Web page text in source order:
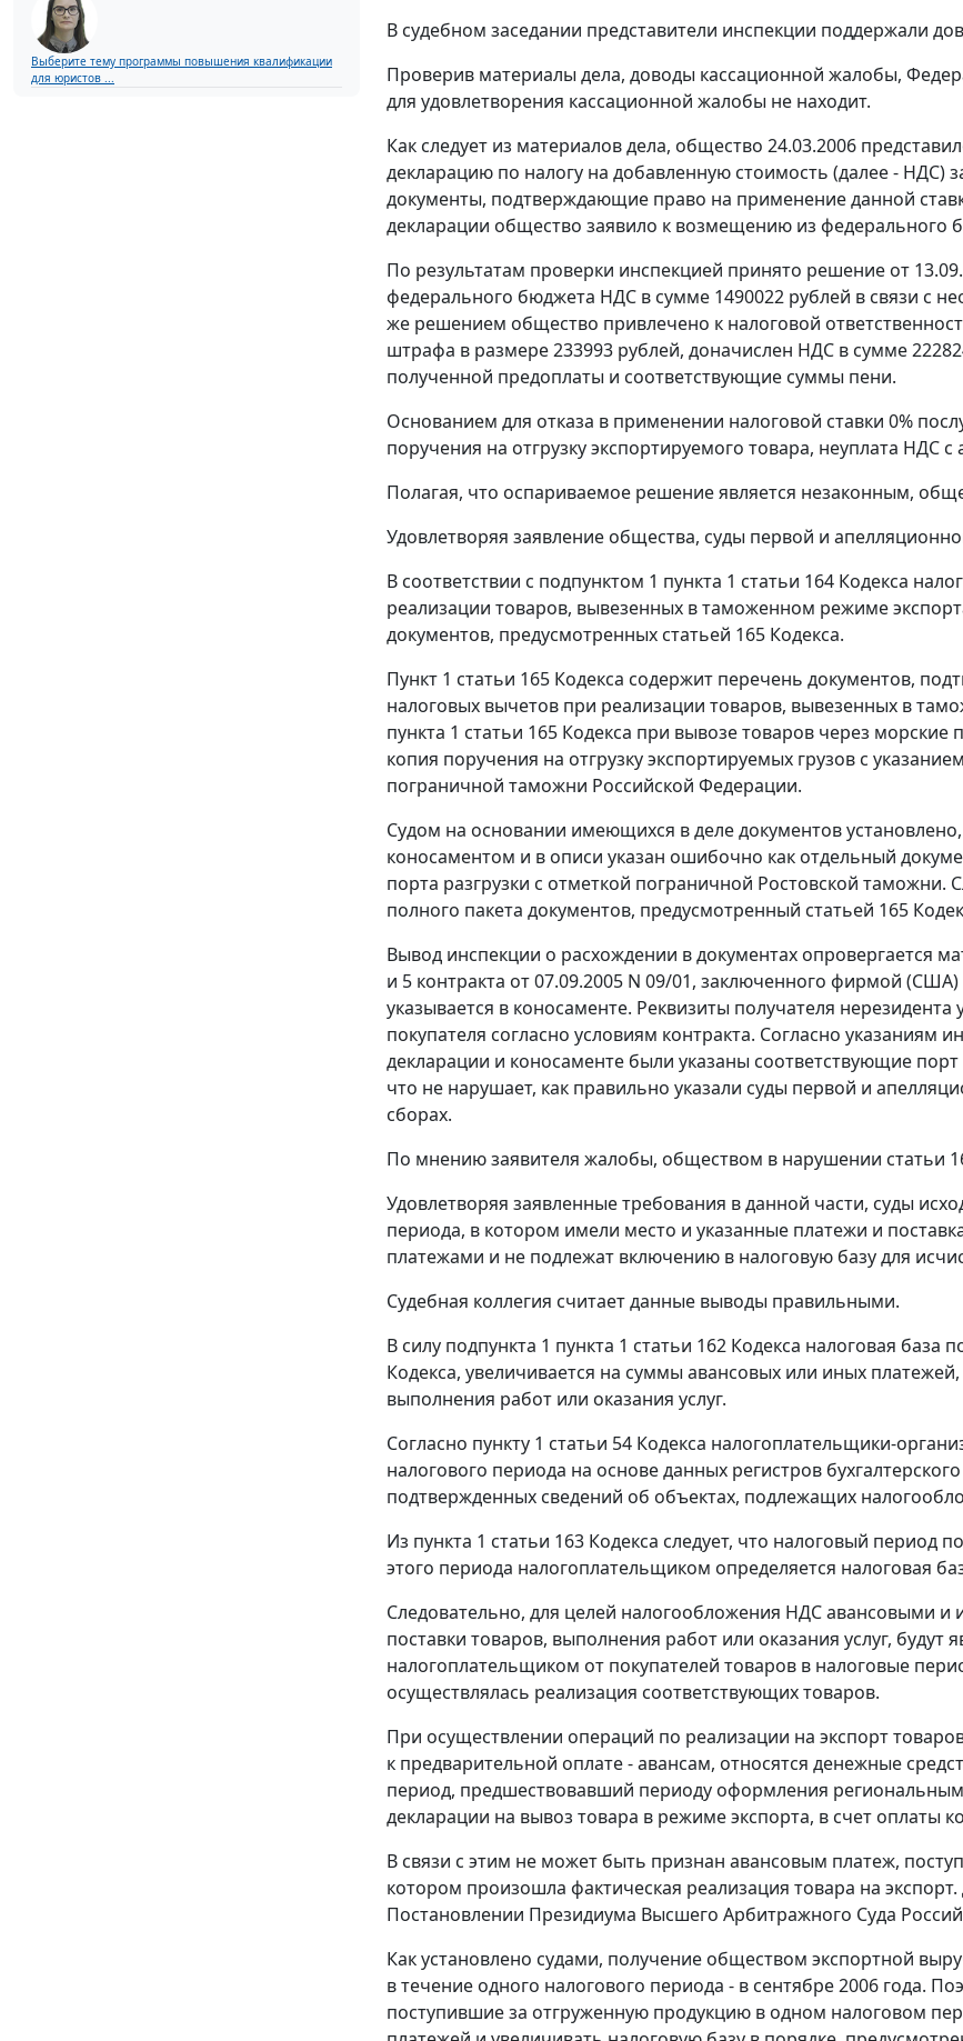
Выберите тему программы повышения квалификации
для юристов ...
В судебном заседании представители инспекции поддержали
Проверив материалы дела, доводы кассационной жалобы,
для удовлетворения кассационной жалобы не находит.
Как следует из материалов дела, общество 24.03.2006
декларацию по налогу на добавленную стоимость (далее - НДС)
документы, подтверждающие право на применение данной
декларации общество заявило к возмещению из федерального
По результатам проверки инспекцией принято решение от
федерального бюджета НДС в сумме 1490022 рублей в связи с
же решением общество привлечено к налоговой
штрафа в размере 233993 рублей, доначислен НДС в сумме
полученной предоплаты и соответствующие суммы пени.
Основанием для отказа в применении налоговой ставки 0%
поручения на отгрузку экспортируемого товара, неуплата НДС
Полагая, что оспариваемое решение является незаконным,
Удовлетворяя заявление общества, суды первой и
В соответствии с подпунктом 1 пункта 1 статьи 164 Кодекса
реализации товаров, вывезенных в таможенном режиме
документов, предусмотренных статьей 165 Кодекса.
Пункт 1 статьи 165 Кодекса содержит перечень документов,
налоговых вычетов при реализации товаров, вывезенных в
пункта 1 статьи 165 Кодекса при вывозе товаров через
копия поручения на отгрузку экспортируемых грузов с
пограничной таможни Российской Федерации.
Судом на основании имеющихся в деле документов
коносаментом и в описи указан ошибочно как отдельный
порта разгрузки с отметкой пограничной Ростовской
полного пакета документов, предусмотренный статьей 165
Вывод инспекции о расхождении в документах опровергается
и 5 контракта от 07.09.2005 N 09/01, заключенного фирмой
указывается в коносаменте. Реквизиты получателя
покупателя согласно условиям контракта. Согласно указаниям
декларации и коносаменте были указаны соответствующие порт
что не нарушает, как правильно указали суды первой и
сборах.
По мнению заявителя жалобы, обществом в нарушении статьи
Удовлетворяя заявленные требования в данной части, суды
периода, в котором имели место и указанные платежи и
платежами и не подлежат включению в налоговую базу для
Судебная коллегия считает данные выводы правильными.
В силу подпункта 1 пункта 1 статьи 162 Кодекса налоговая база
Кодекса, увеличивается на суммы авансовых или иных
выполнения работ или оказания услуг.
Согласно пункту 1 статьи 54 Кодекса налогоплательщики-
налогового периода на основе данных регистров
подтвержденных сведений об объектах, подлежащих
Из пункта 1 статьи 163 Кодекса следует, что налоговый период
этого периода налогоплательщиком определяется налоговая
Следовательно, для целей налогообложения НДС авансовыми
поставки товаров, выполнения работ или оказания услуг, будут
налогоплательщиком от покупателей товаров в налоговые
осуществлялась реализация соответствующих товаров.
При осуществлении операций по реализации на экспорт
к предварительной оплате - авансам, относятся денежные
период, предшествовавший периоду оформления
декларации на вывоз товара в режиме экспорта, в счет оплаты
В связи с этим не может быть признан авансовым платеж,
котором произошла фактическая реализация товара на
Постановлении Президиума Высшего Арбитражного Суда
Как установлено судами, получение обществом экспортной
в течение одного налогового периода - в сентябре 2006 года.
поступившие за отгруженную продукцию в одном налоговом